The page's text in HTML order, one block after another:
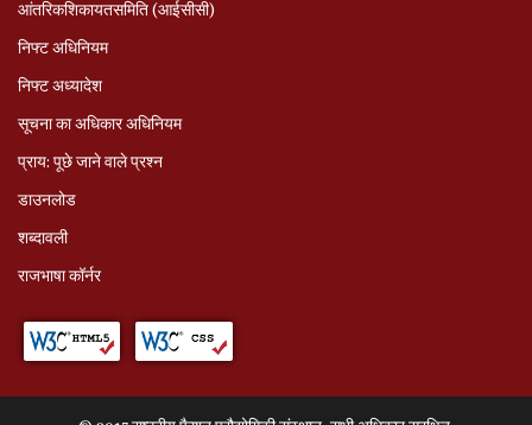
आंतरिकशिकायतसमिति (आईसीसी)
निफ्ट अधिनियम
निफ्ट अध्‍यादेश
सूचना का अधिकार अधिनियम
प्राय: पूछे जाने वाले प्रश्‍न
डाउनलोड
शब्दावली
राजभाषा कॉर्नर